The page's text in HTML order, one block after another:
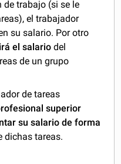
de trabajo (si se le
el trabajador
su salario. Por otro
el salario del
de un grupo
de tareas
superior
su salario de forma
dichas tareas.